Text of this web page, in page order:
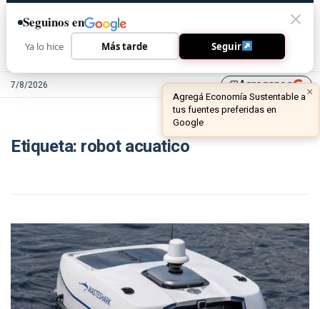
7/8/2026 library_addAgreganos ×
Agregá Economía Sustentable a
tus fuentes preferidas en
Google
Etiqueta: robot acuatico
Seguinos en
Ya lo hice Más tarde Seguir